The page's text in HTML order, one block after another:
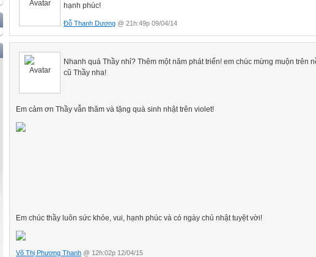
hạnh phúc!
Đỗ Thanh Dương @ 21h:49p 09/04/14
Nhanh quá Thầy nhỉ? Thêm một năm phát triển! em chúc mừng muộn trên
cũ Thầy nha!
Em cảm ơn Thầy vẫn thăm và tặng quà sinh nhật trên violet!
Em chúc thầy luôn sức khỏe, vui, hạnh phúc và có ngày chủ nhật tuyệt vời!
Võ Thị Phương Thanh @ 12h:02p 12/04/15